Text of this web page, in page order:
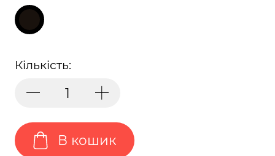
Кількість:
В кошик